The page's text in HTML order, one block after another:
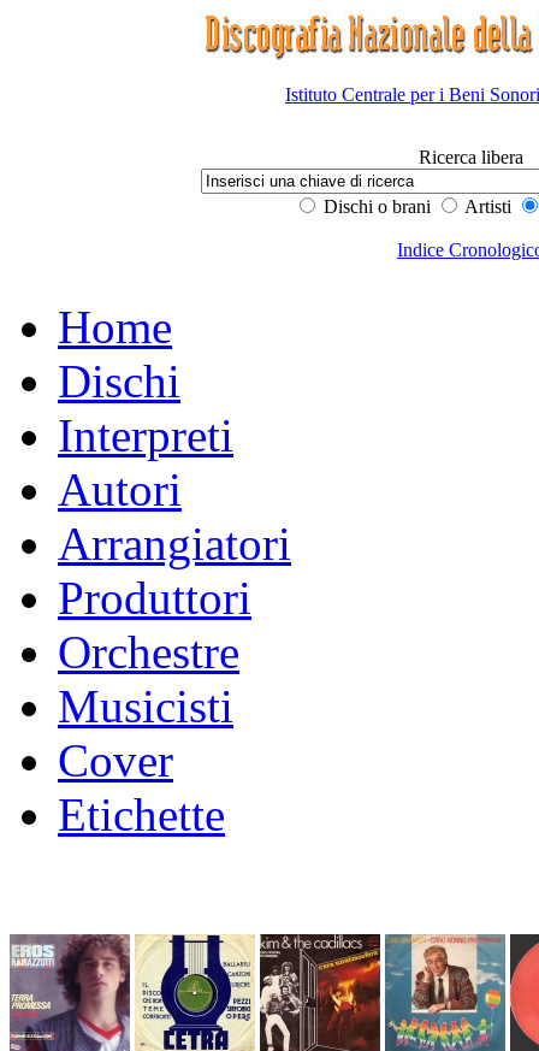
Istituto Centrale per i Beni
Ricerca libera
Dischi o brani Artisti
Indice
Home
Dischi
Interpreti
Autori
Arrangiatori
Produttori
Orchestre
Musicisti
Cover
Etichette